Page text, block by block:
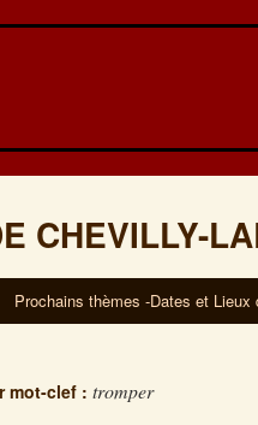
CHEVILLY-
Prochains thèmes -Dates et Lieux
mot-clef : tromper